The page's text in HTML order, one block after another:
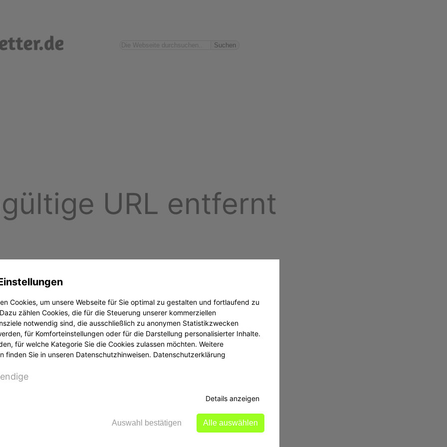
Suchen
Suchen
URL entfernt
Cookies, um unsere Webseite für Sie optimal zu gestalten und fortlaufend zu
zählen Cookies, die für die Steuerung unserer kommerziellen
notwendig sind, die ausschließlich zu anonymen Statistikzwecken
für Komforteinstellungen oder für die Darstellung personalisierter Inhalte.
für welche Kategorie Sie die Cookies zulassen möchten. Weitere
finden Sie in unseren Datenschutzhinweisen. Datenschutzerklärung
Details anzeigen
Auswahl bestätigen Alle auswählen